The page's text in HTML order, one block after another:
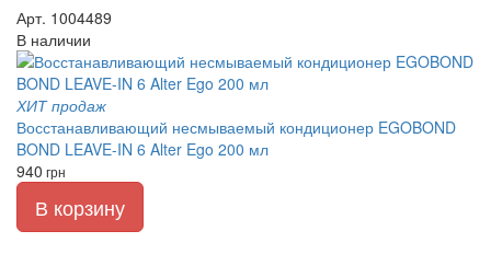
Арт. 1004489
В наличии
ХИТ продаж
Восстанавливающий несмываемый кондиционер EGOBOND
BOND LEAVE-IN 6 Alter Ego 200 мл
940 грн
В корзину